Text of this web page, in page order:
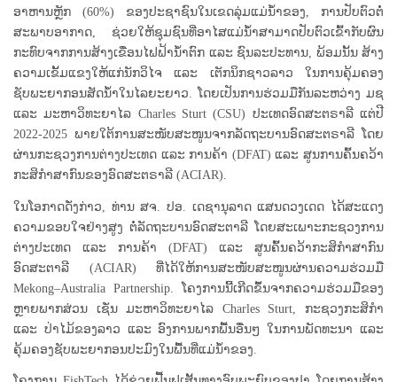
ອາຫານຫຼັກ (60%) ຂອງປະຊາຊົນໃນເຂດລຸ່ມແມ່ນ້ຳຂອງ, ການປັບຕົວຕໍ່
ສະພາບອາກາດ, ຊ່ວຍໃຫ້ຊຸມຊົນທີ່ອາໄສແມ່ນ້ຳສາມາດປັບຕົວເຂົ້າກັບຜົນ
ກະທົບຈາກການສ້າງເຂື່ອນໄຟຟ້ານ້ຳຕົກ ແລະ ຊົນລະປະທານ, ພ້ອມນັ້ນ ສ້າງ
ຄວາມເຂັ້ມແຂງໃຫ້ແກ່ນັກວິໄຈ ແລະ ເຕັກນິກຊາວລາວ ໃນການຄຸ້ມຄອງ
ຊັບພະຍາກອນສັດນ້ຳໃນໄລຍະຍາວ. ໂດຍເປັນການຮ່ວມມືກັນລະຫວ່າງ ມຊ
ແລະ ມະຫາວິທະຍາໄລ Charles Sturt (CSU) ປະເທດອົດສະຕຣາລີ ແຕ່ປີ
2022-2025 ພາຍໃຕ້ການສະໜັບສະໜູນຈາກລັດຖະບານອົດສະຕຣາລີ ໂດຍ
ຜ່ານກະຊວງການຕ່າງປະເທດ ແລະ ການຄ້າ (DFAT) ແລະ ສູນການຄົ້ນຄວ້າ
ກະສິກຳສາກົນຂອງອົດສະຕຣາລີ (ACIAR).
ໃນໂອກາດດັ່ງກ່າວ, ທ່ານ ສຈ. ປອ. ເດຊານຸລາດ ແສນດວງເດດ ໄດ້ສະແດງ
ຄວາມຂອບໃຈຢ່າງສູງ ຕໍ່ລັດຖະບານອົດສະຕາລີ ໂດຍສະເພາະກະຊວງການ
ຕ່າງປະເທດ ແລະ ການຄ້າ (DFAT) ແລະ ສູນຄົ້ນຄວ້າກະສິກຳສາກົນ
ອົດສະຕາລີ (ACIAR) ທີ່ໄດ້ໃຫ້ການສະໜັບສະໜູນຜ່ານຄວາມຮ່ວມມື
Mekong–Australia Partnership. ໂຄງການນີ້ເກີດຂຶ້ນຈາກຄວາມຮ່ວມມືຂອງ
ຫຼາຍພາກສ່ວນ ເຊັ່ນ ມະຫາວິທະຍາໄລ Charles Sturt, ກະຊວງກະສິກຳ
ແລະ ປ່າໄມ້ຂອງລາວ ແລະ ອົງການພາກພື້ນອື່ນໆ ໃນການພັດທະນາ ແລະ
ຄຸ້ມຄອງຊັບພະຍາກອນປະມົງໃນພື້ນທີ່ແມ່ນ້ຳຂອງ.